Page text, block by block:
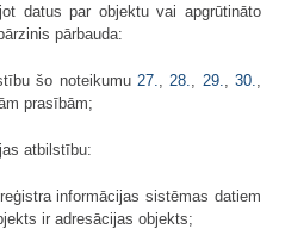
datus par objektu vai apgrūtināto
pārbauda:
šo noteikumu 27. 28. 29. ,30.
prasībām;
atbilstību:
informācijas sistēmas datiem
ir adresācijas objekts;